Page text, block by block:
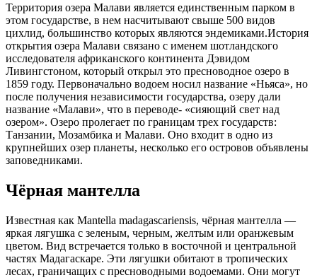
Территория озера Малави является единственным парком в
этом государстве, в нем насчитывают свыше 500 видов
цихлид, большинство которых являются эндемиками.История
открытия озера Малави связано с именем шотландского
исследователя африканского континента Дэвидом
Ливингстоном, который открыл это пресноводное озеро в
1859 году. Первоначально водоем носил название «Ньяса», но
после получения независимости государства, озеру дали
название «Малави», что в переводе- «сияющий свет над
озером». Озеро пролегает по границам трех государств:
Танзании, Мозамбика и Малави. Оно входит в одно из
крупнейших озер планеты, несколько его островов объявлены
заповедниками.
Чёрная мантелла
Известная как Mantella madagascariensis, чёрная мантелла —
яркая лягушка с зеленым, черным, желтым или оранжевым
цветом. Вид встречается только в восточной и центральной
частях Мадагаскаре. Эти лягушки обитают в тропических
лесах, граничащих с пресноводными водоемами. Они могут